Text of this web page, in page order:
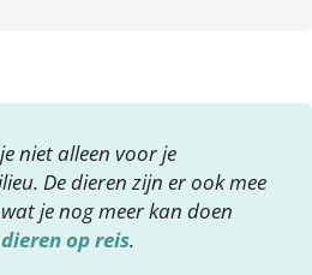
niet alleen voor je
De dieren zijn er ook mee
je nog meer kan doen
op reis.